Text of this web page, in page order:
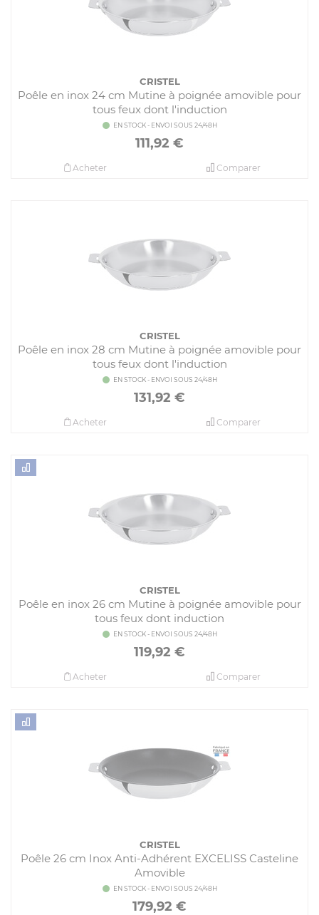
CRISTEL
Poêle en inox 24 cm Mutine à poignée amovible pour
tous feux dont l'induction
EN STOCK - ENVOI SOUS 24/48H
111,92 €
Comparer
Acheter
CRISTEL
Poêle en inox 28 cm Mutine à poignée amovible pour
tous feux dont l'induction
EN STOCK - ENVOI SOUS 24/48H
131,92 €
Comparer
Acheter
CRISTEL
Poêle en inox 26 cm Mutine à poignée amovible pour
tous feux dont induction
EN STOCK - ENVOI SOUS 24/48H
119,92 €
Comparer
Acheter
CRISTEL
Poêle 26 cm Inox Anti-Adhérent EXCELISS Casteline
Amovible
EN STOCK - ENVOI SOUS 24/48H
179,92 €